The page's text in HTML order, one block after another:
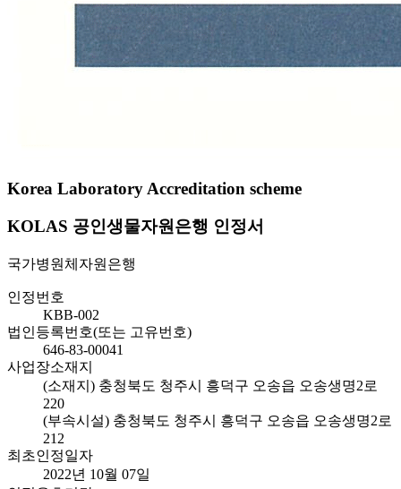
Korea Laboratory Accreditation scheme
KOLAS 공인생물자원은행 인정서
국가병원체자원은행
인정번호
KBB-002
법인등록번호(또는 고유번호)
646-83-00041
사업장소재지
(소재지) 충청북도 청주시 흥덕구 오송읍 오송생명2로
220
(부속시설) 충청북도 청주시 흥덕구 오송읍 오송생명2로
212
최초인정일자
2022년 10월 07일